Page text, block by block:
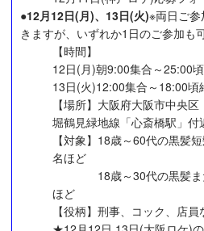
●12月12日(月)、13日(火)※両日ご
きますが、いずれか1日のご参加も
【時間】
12日(月)朝9:00集合～25:00
13日(火)12:00集合～18:00頃
【場所】大阪府大阪市中央
堀鶴見緑地線「心斎橋駅」付
【対象】18歳～60代の黒髪
名ほど
18歳～30代の黒髪また
ほど
【役柄】刑事、コック、店員